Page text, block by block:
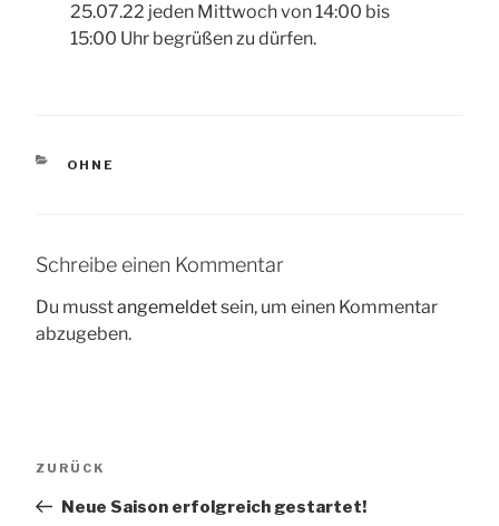
25.07.22 jeden Mittwoch von 14:00 bis
15:00 Uhr begrüßen zu dürfen.
KATEGORIEN
OHNE
Schreibe einen Kommentar
Du musstangemeldetsein, um einen Kommentar
abzugeben.
Vorheriger
ZURÜCK
Neue Saison erfolgreich gestartet!